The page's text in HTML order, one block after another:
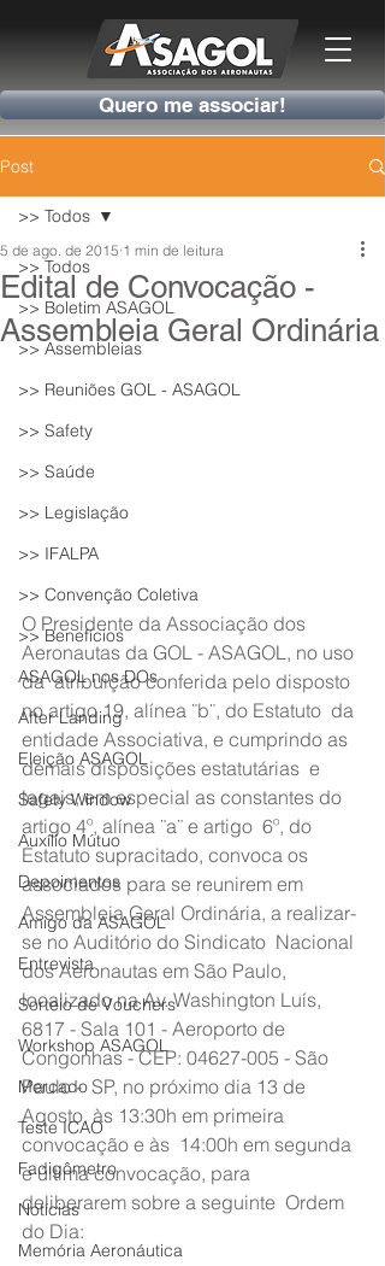
Quero me associar!
Post
>> Todos
>> Boletim ASAGOL
>> Assembleias
>> Reuniões GOL - ASAGOL
>> Safety
>> Saúde
>> Legislação
>> IFALPA
>> Convenção Coletiva
>> Benefícios
ASAGOL nos DOs
After Landing
Eleição ASAGOL
Safety Window
Auxílio Mútuo
Depoimentos
Amigo da ASAGOL
Entrevista
Sorteio de Vouchers
Workshop ASAGOL
Mercado
Teste ICAO
Fadigômetro
Notícias
Memória Aeronáutica
>> Todos
Edital de Convocação -
Assembleia Geral Ordinária
5 de ago. de 2015 1 min de leitura
O Presidente da Associação dos
Aeronautas da GOL - ASAGOL, no uso
da  atribuição conferida pelo disposto
no artigo 19, alínea ¨b¨, do Estatuto  da
entidade Associativa, e cumprindo as
demais disposições estatutárias  e
legais, em especial as constantes do
artigo 4º, alínea ¨a¨ e artigo  6º, do
Estatuto supracitado, convoca os
associados para se reunirem em
Assembleia Geral Ordinária, a realizar-
se no Auditório do Sindicato  Nacional
dos Aeronautas em São Paulo,
localizado na Av. Washington Luís,
6817 - Sala 101 - Aeroporto de
Congonhas - CEP: 04627-005 - São
Paulo -  SP, no próximo dia 13 de
Agosto, às 13:30h em primeira
convocação e às  14:00h em segunda
e última convocação, para
deliberarem sobre a seguinte  Ordem
do Dia: